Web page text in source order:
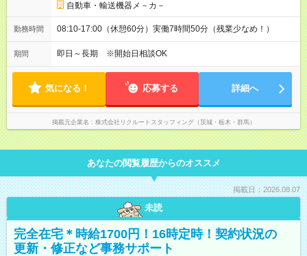
自動車・輸送機器メ－カ－
勤務時間 08:10-17:00（休憩60分）実働7時間50分（残業少なめ！）
期間 即日～長期 ※開始日相談OK
気になる！ 応募する 詳細へ
掲載元企業名 株式会社リクルートスタッフィング（茨城・栃木・群馬）
あなたの閲覧履歴からのオススメ
掲載日：2026.08.07
未読
完全在宅＊時給1700円！16時定時！契約状況の
更新・修正など事務サポート